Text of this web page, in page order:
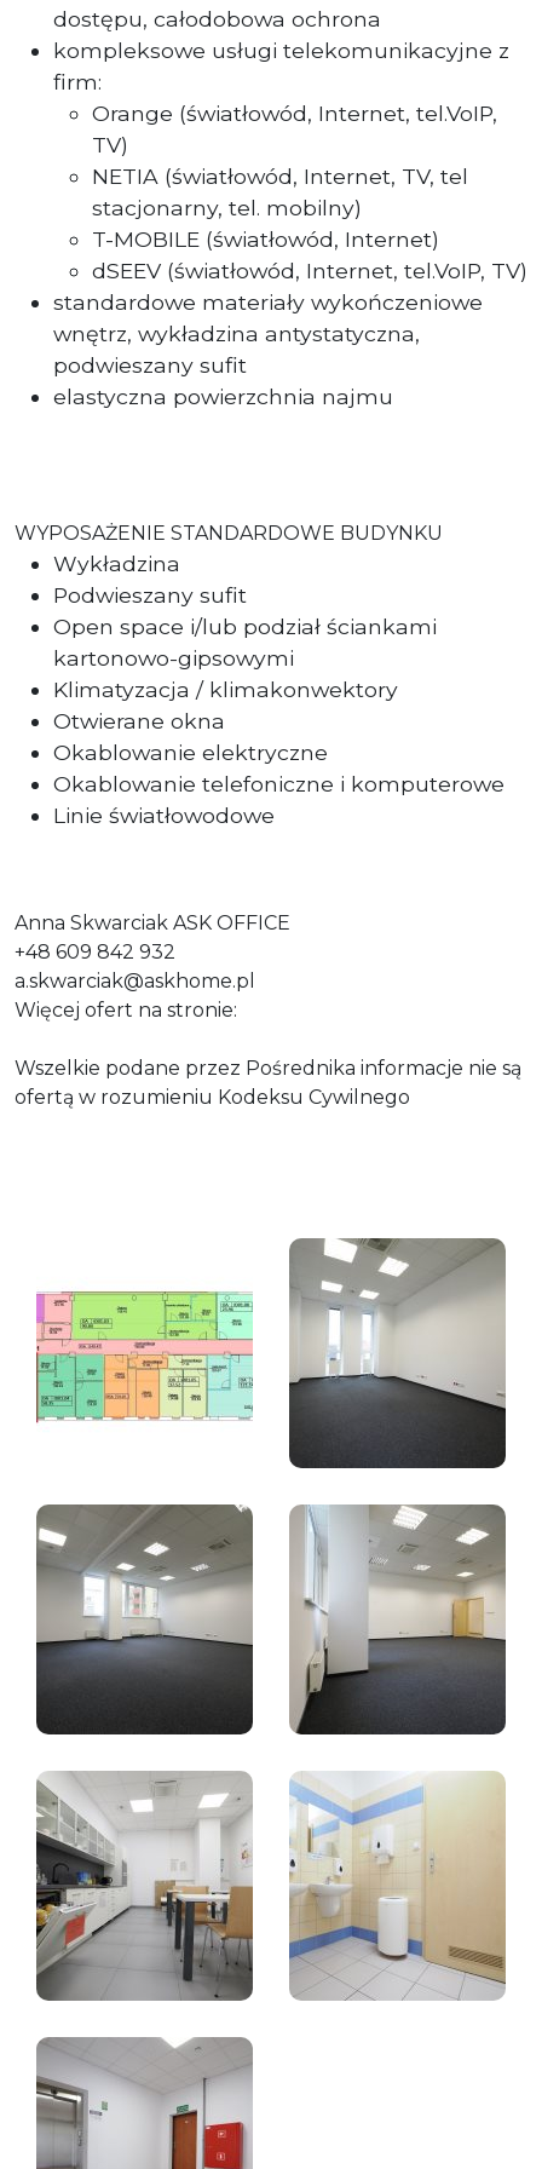
dostępu, całodobowa ochrona
kompleksowe usługi telekomunikacyjne z
firm:
Orange (światłowód, Internet, tel.VoIP,
TV)
NETIA (światłowód, Internet, TV, tel
stacjonarny, tel. mobilny)
T-MOBILE (światłowód, Internet)
dSEEV (światłowód, Internet, tel.VoIP, TV)
standardowe materiały wykończeniowe
wnętrz, wykładzina antystatyczna,
podwieszany sufit
elastyczna powierzchnia najmu
WYPOSAŻENIE STANDARDOWE BUDYNKU
Wykładzina
Podwieszany sufit
Open space i/lub podział ściankami
kartonowo-gipsowymi
Klimatyzacja / klimakonwektory
Otwierane okna
Okablowanie elektryczne
Okablowanie telefoniczne i komputerowe
Linie światłowodowe
Anna Skwarciak ASK OFFICE
+48 609 842 932
a.skwarciak@askhome.pl
Więcej ofert na stronie:
Wszelkie podane przez Pośrednika informacje nie są
ofertą w rozumieniu Kodeksu Cywilnego